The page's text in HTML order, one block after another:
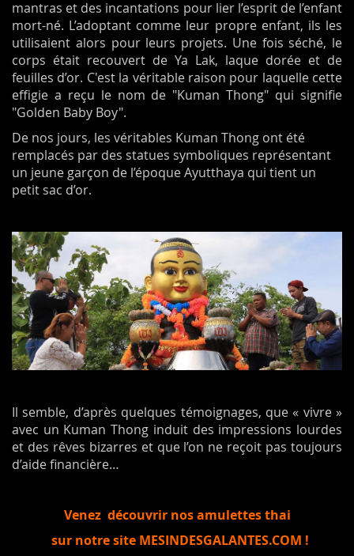
mantras et des incantations pour lier l’esprit de l’enfant
mort-né. L’adoptant comme leur propre enfant, ils les
utilisaient alors pour leurs projets. Une fois séché, le
corps était recouvert de Ya Lak, laque dorée et de
feuilles d’or. C'est la véritable raison pour laquelle cette
effigie a reçu le nom de "Kuman Thong" qui signifie
"Golden Baby Boy".
De nos jours, les véritables Kuman Thong ont été
remplacés par des statues symboliques représentant
un jeune garçon de l’époque Ayutthaya qui tient un
petit sac d’or.
Il semble, d’après quelques témoignages, que « vivre »
avec un Kuman Thong induit des impressions lourdes
et des rêves bizarres et que l’on ne reçoit pas toujours
d’aide financière…
Venez découvrir nos amulettes thai
sur notre site MESINDESGALANTES.COM !